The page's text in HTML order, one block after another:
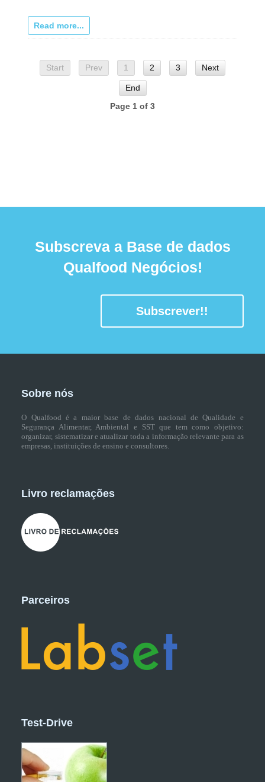
Read more...
Start Prev 1 2 3 Next
End
Page 1 of 3
Subscreva a Base de dados
Qualfood Negócios!
Subscrever!!
Sobre nós
O Qualfood é a maior base de dados nacional de Qualidade e
Segurança Alimentar, Ambiental e SST que tem como objetivo:
organizar, sistematizar e atualizar toda a informação relevante para as
empresas, instituições de ensino e consultores.
Livro reclamações
Parceiros
Test-Drive